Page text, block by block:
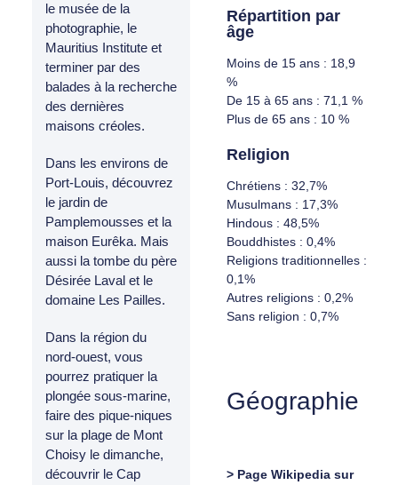
le musée de la
photographie, le
Mauritius Institute et
terminer par des
balades à la recherche
des dernières
maisons créoles.
Dans les environs de
Port-Louis, découvrez
le jardin de
Pamplemousses et la
maison Eurêka. Mais
aussi la tombe du père
Désirée Laval et le
domaine Les Pailles.
Dans la région du
nord-ouest, vous
pourrez pratiquer la
plongée sous-marine,
faire des pique-niques
sur la plage de Mont
Choisy le dimanche,
découvrir le Cap
Répartition par
âge
Moins de 15 ans : 18,9
%
De 15 à 65 ans : 71,1 %
Plus de 65 ans : 10 %
Religion
Chrétiens : 32,7%
Musulmans : 17,3%
Hindous : 48,5%
Bouddhistes : 0,4%
Religions traditionnelles :
0,1%
Autres religions : 0,2%
Sans religion : 0,7%
Géographie
> Page Wikipedia sur